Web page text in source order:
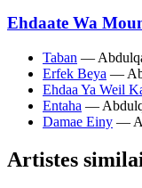
Ehdaate Wa
Taban —
Erfek Beya —
Ehdaa Ya Weil
Entaha —
Damae Einy —
Artistes